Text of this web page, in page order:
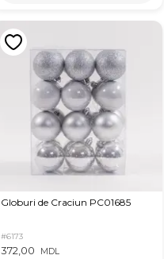
Globuri de Craciun PC01685
#6173
372,00 MDL